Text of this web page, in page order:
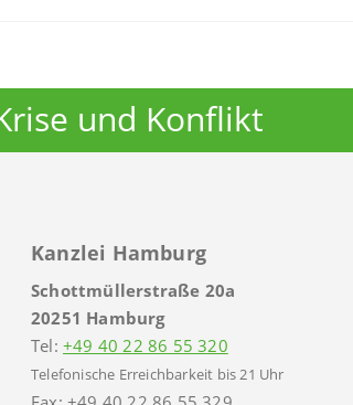
und Konflikt
Kanzlei Hamburg
Schottmüllerstraße 20a
20251 Hamburg
Tel: +49 40 22 86 55 320
Telefonische Erreichbarkeit bis 21 Uhr